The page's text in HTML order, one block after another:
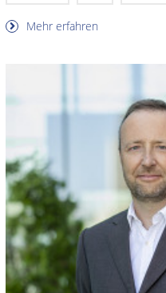
Mehr erfahren